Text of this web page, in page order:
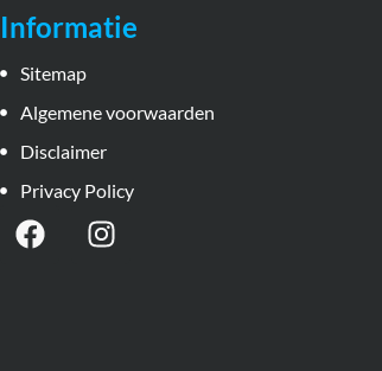
Informatie
Sitemap
Algemene voorwaarden
Disclaimer
Privacy Policy